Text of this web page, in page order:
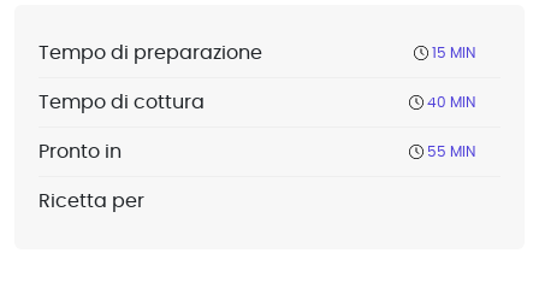
Tempo di preparazione 15 MIN
Tempo di cottura 40 MIN
Pronto in 55 MIN
Ricetta per